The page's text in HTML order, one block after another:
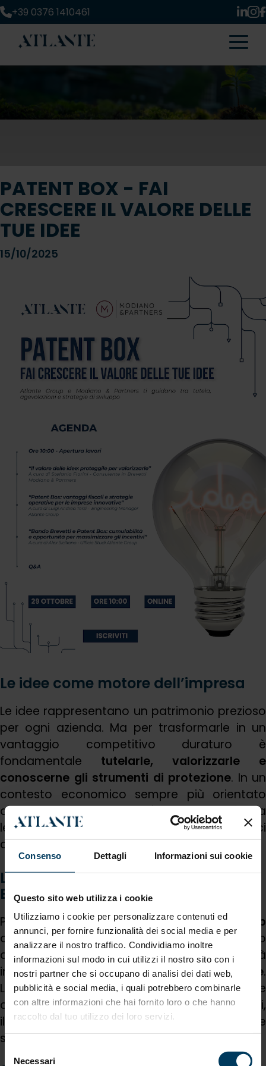
Consenso Dettagli Informazioni sui cookie
Questo sito web utilizza i cookie
Utilizziamo i cookie per personalizzare contenuti ed
annunci, per fornire funzionalità dei social media e per
analizzare il nostro traffico. Condividiamo inoltre
informazioni sul modo in cui utilizzi il nostro sito con i
nostri partner che si occupano di analisi dei dati web,
pubblicità e social media, i quali potrebbero combinarle
con altre informazioni che hai fornito loro o che hanno
raccolto dal tuo utilizzo dei loro servizi.
delNecessari
+39 0376 1410461
PATENT BOX - FAI
CRESCERE IL VALORE DELLE
TUE IDEE
15/10/2025
Le idee come motore dell’impresa
Le idee rappresentano un patrimonio prezioso
per ogni azienda. Ma per trasformarle in un
vantaggio competitivo duraturo è
fondamentale tutelarle, valorizzarle e
conoscerne gli strumenti di protezione. In un
contesto economico sempre più orientato
all’innovazione, laproprietà intellettualeè una
leva strategica che può generare benefici
concreti, anche in termini fiscali.
L’evento Atlante dedicato a Patent
Box e incentivi per l’innovazione
Per approfondire questi temi,Atlante Group
organizza unevento online gratuitodedicato
aPatent Box, tutela della proprietà
intellettuale eagevolazioni per l’innovazione.
L’incontro offrirà alle imprese una visione
completa delle opportunità oggi disponibili,
illustrando come integrare strumenti fiscali e
strategie di valorizzazione delle idee.